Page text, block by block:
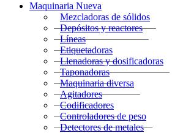
Maquinaria Nueva
Mezcladoras de sólidos
Depósitos y reactores
Líneas
Etiquetadoras
Llenadoras y dosificadoras
Taponadoras
Maquinaria diversa
Agitadores
Codificadores
Controladores de peso
Detectores de metales